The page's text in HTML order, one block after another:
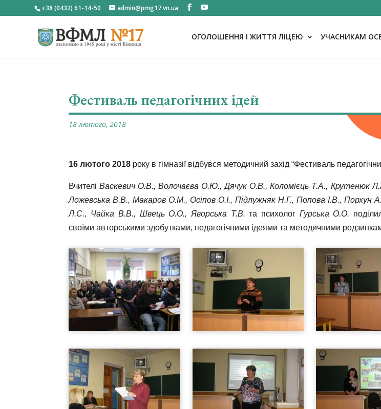
+38 (0432) 61-14-50 admin@pmg17.vn.ua
ОГОЛОШЕННЯ І ЖИТТЯ ЛІЦЕЮ УЧАСНИКАМ
Фестиваль педагогічних ідей
18 лютого, 2018
16 лютого 2018 року в гімназії відбувся методичний захід “Фестиваль
ВчителіВаскевич О.В., Волочаєва О.Ю., Дячук О.В., Коломієць Т.А., Крутенюк
Ложевська В.В., Макаров О.М., Осіпов О.І., Підлужняк Н.Г., Попова І.В., Порхун
Л.С., Чайка В.В., Швець О.О., Яворська Т.В. та психолог Гурська О.О.
своїми авторськими здобутками, педагогічними ідеями та методичними